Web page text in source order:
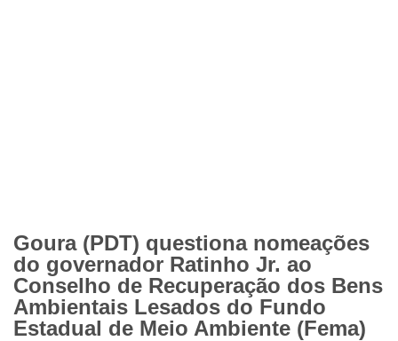
Goura (PDT) questiona nomeações
do governador Ratinho Jr. ao
Conselho de Recuperação dos Bens
Ambientais Lesados do Fundo
Estadual de Meio Ambiente (Fema)